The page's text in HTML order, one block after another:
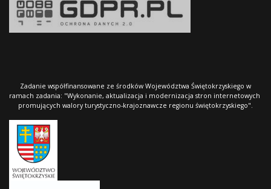
Zadanie współfinansowane ze środków Województwa Świętokrzyskiego w
ramach zadania: "Wykonanie, aktualizacja i modernizacja stron internetowych
promujących walory turystyczno-krajoznawcze regionu świętokrzyskiego".